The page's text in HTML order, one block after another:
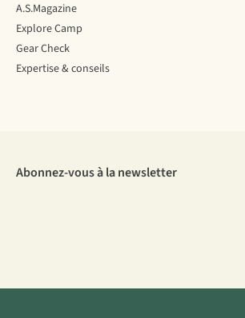
A.S.Magazine
Explore Camp
Gear Check
Expertise & conseils
Abonnez-vous à la newsletter